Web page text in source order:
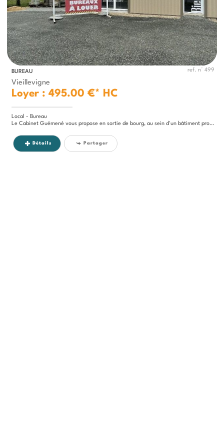
BUREAU ref. n° 499
Vieillevigne
Loyer : 495.00 €* HC
Local - Bureau
Le Cabinet Guémené vous propose en sortie de bourg, au sein d'un bâtiment professionnel occupé, un local commercial de...
Détails Partager